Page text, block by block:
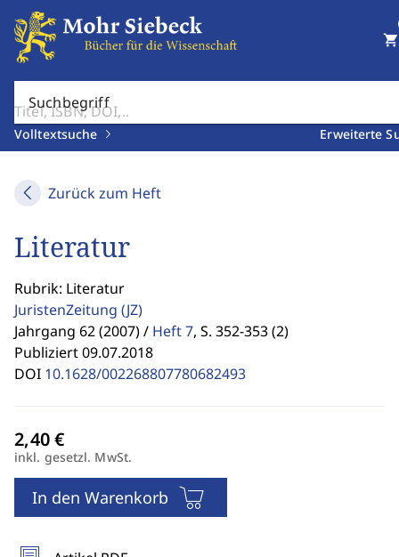
Suchbegriff
Volltextsuche Erweiterte
shopping_cart
Zurück zum Heft
Literatur
Rubrik: Literatur
JuristenZeitung (JZ)
Jahrgang 62 (2007) / Heft 7, S. 352-353 (2)
Publiziert 09.07.2018
DOI 10.1628/002268807780682493
inkl. gesetzl. MwSt.
In den Warenkorb